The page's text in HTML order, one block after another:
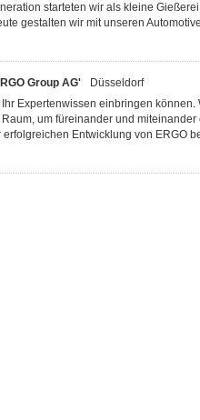
starteten wir als kleine
gestalten wir mit unseren
Group AG'
Düsseldorf
Expertenwissen einbringen können.
um füreinander und miteinander
Entwicklung von ERGO